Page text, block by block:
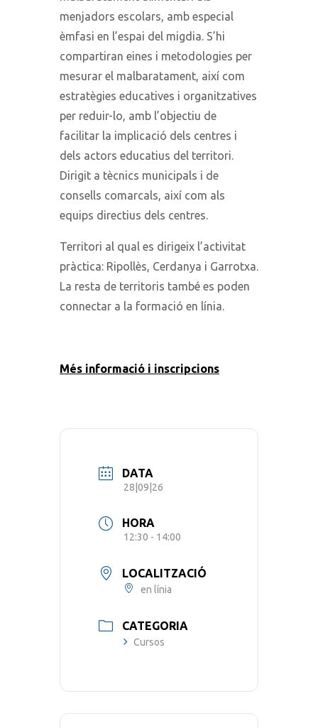
menjadors escolars, amb especial
èmfasi en l’espai del migdia. S’hi
compartiran eines i metodologies per
mesurar el malbaratament, així com
estratègies educatives i organitzatives
per reduir-lo, amb l’objectiu de
facilitar la implicació dels centres i
dels actors educatius del territori.
Dirigit a tècnics municipals i de
consells comarcals, així com als
equips directius dels centres.
Territori al qual es dirigeix l’activitat
pràctica: Ripollès, Cerdanya i Garrotxa.
La resta de territoris també es poden
connectar a la formació en línia.
Més informació i inscripcions
DATA
28|09|26
HORA
12:30 - 14:00
LOCALITZACIÓ
en línia
CATEGORIA
Cursos